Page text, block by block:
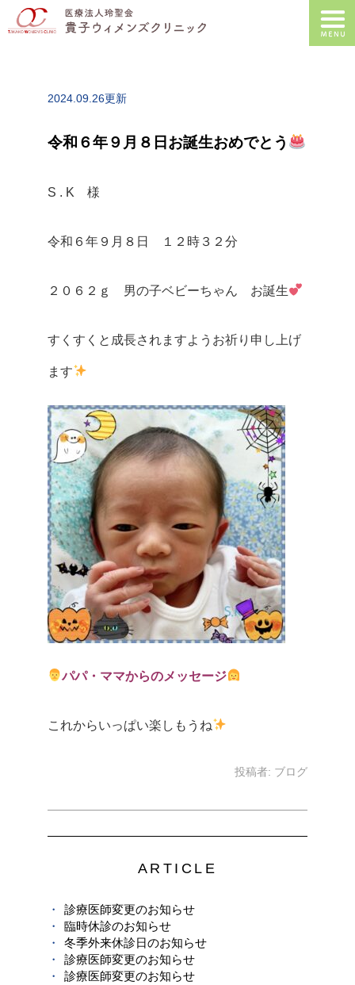
2024.09.26更新
令和６年９月８日お誕生おめでとう
S . K 様
令和６年９月８日 １２時３２分
２０６２ｇ 男の子ベビーちゃん お誕生
すくすくと成長されますようお祈り申し上げ
ます
パパ・ママからのメッセージ
これからいっぱい楽しもうね
投稿者: ブログ
ARTICLE
診療医師変更のお知らせ
臨時休診のお知らせ
冬季外来休診日のお知らせ
診療医師変更のお知らせ
診療医師変更のお知らせ